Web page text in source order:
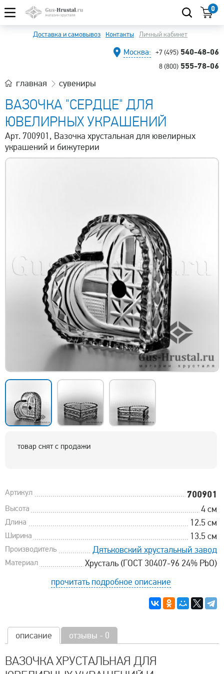
0
Доставка и самовывоз Контакты Личный кабинет
Москва: +7 (495) 540-48-06
8 (800) 555-78-06
главная сувениры
ВАЗОЧКА "СЕРДЦЕ" ДЛЯ
ЮВЕЛИРНЫХ УКРАШЕНИЙ
Арт. 700901, Вазочка хрустальная для ювелирных
украшений и бижутерии
товар снят с продажи
Артикул 700901
Высота 4 см
Длина 12.5 см
Ширина 13.5 см
Производитель Дятьковский хрустальный завод
Материал
Хрусталь (ГОСТ 30407-96 24% PbO)
прочитать подробное описание
описание отзывы - 0
ВАЗОЧКА ХРУСТАЛЬНАЯ ДЛЯ